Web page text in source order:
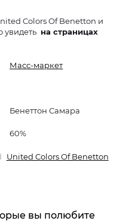
Colors Of Benetton и
на страницах
Масс-маркет
Бенеттон Самара
60%
United Colors Of Benetton
вы полюбите